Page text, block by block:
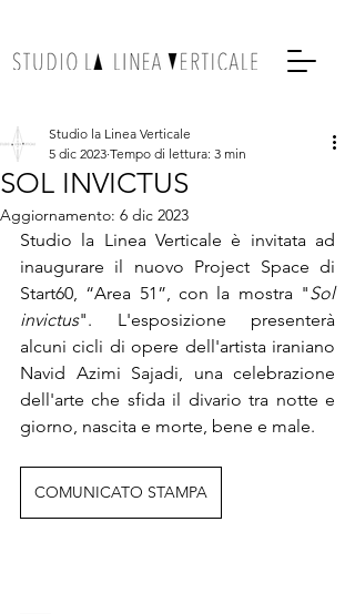
SOL INVICTUS
Studio la Linea Verticale
5 dic 2023 Tempo di lettura: 3 min
Aggiornamento: 6 dic 2023
Studio la Linea Verticale è invitata ad
inaugurare il nuovo Project Space di
Start60, “Area 51”, con la mostra "Sol
invictus". L'esposizione presenterà
alcuni cicli di opere dell'artista iraniano
Navid Azimi Sajadi, una celebrazione
dell'arte che sfida il divario tra notte e
giorno, nascita e morte, bene e male.
COMUNICATO STAMPA